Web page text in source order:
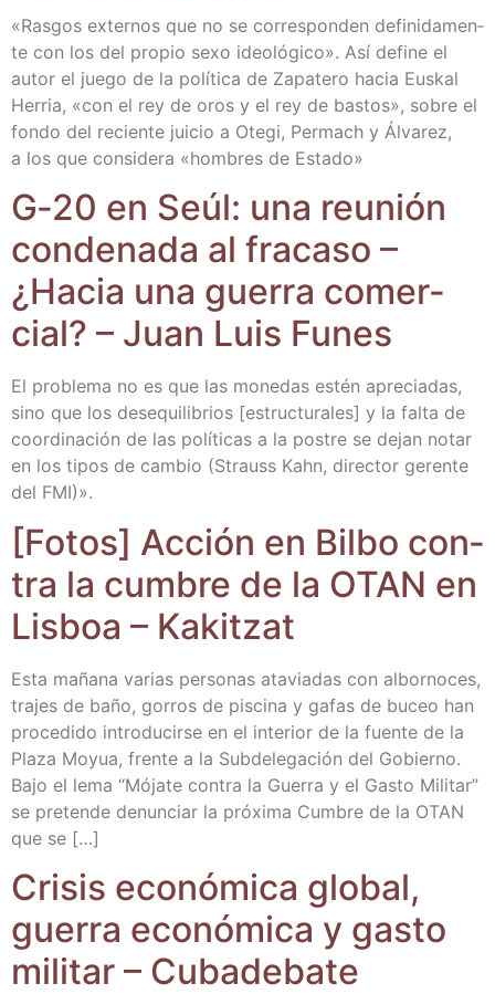
«Ras­gos exter­nos que no se corres­pon­den defi­ni­da­men­
te con los del pro­pio sexo ideo­ló­gi­co». Así defi­ne el
autor el jue­go de la polí­ti­ca de Zapa­te­ro hacia Eus­kal
Herria, «con el rey de oros y el rey de bas­tos», sobre el
fon­do del recien­te jui­cio a Ote­gi, Per­mach y Álva­rez,
a los que con­si­de­ra «hom­bres de Estado»
G‑20 en Seúl: una reu­nión
con­de­na­da al fra­ca­so –
¿Hacia una gue­rra comer­
cial? – Juan Luis Funes
El pro­ble­ma no es que las mone­das estén apre­cia­das,
sino que los des­equi­li­brios [estruc­tu­ra­les] y la fal­ta de
coor­di­na­ción de las polí­ti­cas a la pos­tre se dejan notar
en los tipos de cam­bio (Strauss Kahn, direc­tor geren­te
del FMI)».
[Fotos] Acción en Bil­bo con­
tra la cum­bre de la OTAN en
Lis­boa – Kakitzat
Esta maña­na varias per­so­nas ata­via­das con albor­no­ces,
tra­jes de baño, gorros de pis­ci­na y gafas de buceo han
pro­ce­di­do intro­du­cir­se en el inte­rior de la fuen­te de la
Pla­za Moyua, fren­te a la Sub­de­le­ga­ción del Gobierno.
Bajo el lema “Mója­te con­tra la Gue­rra y el Gas­to Mili­tar”
se pre­ten­de denun­ciar la pró­xi­ma Cum­bre de la OTAN
que se […]
Cri­sis eco­nó­mi­ca glo­bal,
gue­rra eco­nó­mi­ca y gas­to
mili­tar – Cubadebate